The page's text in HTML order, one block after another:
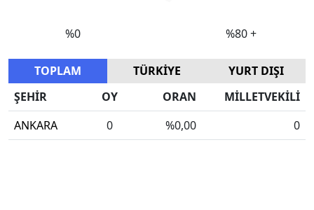
TOPLAM TÜRKİYE
YURT DIŞI
ŞEHİR
OY ORAN
MİLLETVEKİLİ
ANKARA
0 %0,00 0